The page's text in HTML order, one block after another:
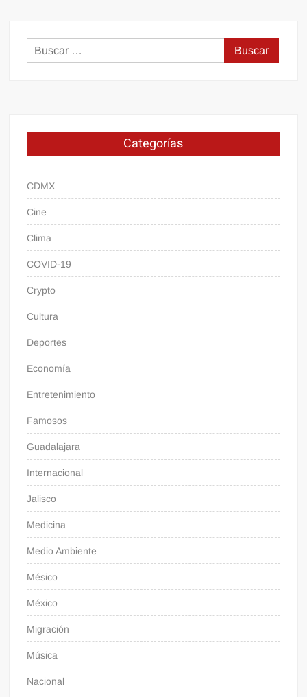
Buscar:
Categorías
CDMX
Cine
Clima
COVID-19
Crypto
Cultura
Deportes
Economía
Entretenimiento
Famosos
Guadalajara
Internacional
Jalisco
Medicina
Medio Ambiente
Mésico
México
Migración
Música
Nacional